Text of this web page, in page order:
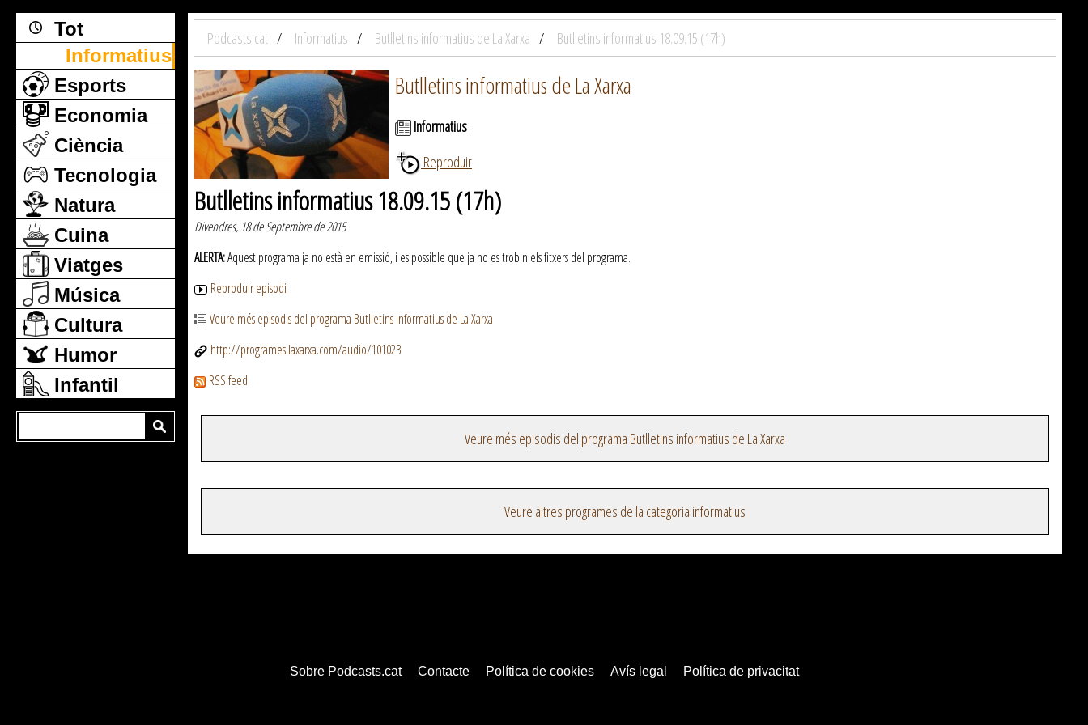
Tot
Informatius
Esports
Economia
Ciència
Tecnologia
Natura
Cuina
Viatges
Música
Cultura
Humor
Infantil
Podcasts.cat Informatius Butlletins informatius de La Xarxa Butlletins informatius 18.09.15 (17h)
Butlletins informatius de La Xarxa
Informatius
Reproduir
Butlletins informatius 18.09.15 (17h)
Divendres, 18 de Septembre de 2015
ALERTA:Aquest programa ja no està en emissió, i es possible que ja no es trobin els fitxers del programa.
Reproduir episodi
Veure més episodis del programa Butlletins informatius de La Xarxa
http://programes.laxarxa.com/audio/101023
RSS feed
Veure més episodis del programa Butlletins informatius de La Xarxa
Veure altres programes de la categoria informatius
Sobre Podcasts.cat Contacte Política de cookies Avís legal Política de privacitat